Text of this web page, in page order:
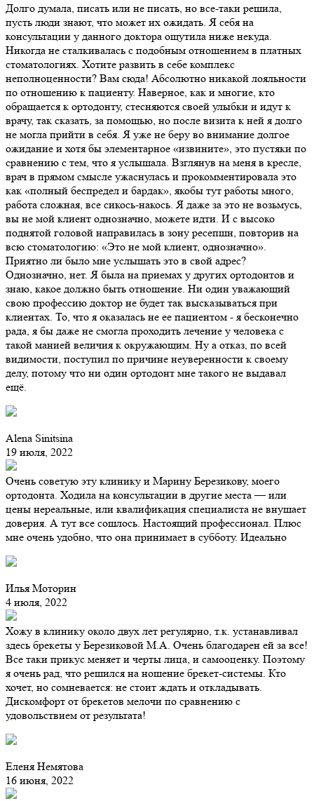
Долго думала, писать или не писать, но все-таки решила,
пусть люди знают, что может их ожидать. Я себя на
консультации у данного доктора ощутила ниже некуда.
Никогда не сталкивалась с подобным отношением в платных
стоматологиях. Хотите развить в себе комплекс
неполноценности? Вам сюда! Абсолютно никакой лояльности
по отношению к пациенту. Наверное, как и многие, кто
обращается к ортодонту, стесняются своей улыбки и идут к
врачу, так сказать, за помощью, но после визита к ней я долго
не могла прийти в себя. Я уже не беру во внимание долгое
ожидание и хотя бы элементарное «извините», это пустяки по
сравнению с тем, что я услышала. Взглянув на меня в кресле,
врач в прямом смысле ужаснулась и прокомментировала это
как «полный беспредел и бардак», якобы тут работы много,
работа сложная, все сикось-накось. Я даже за это не возьмусь,
вы не мой клиент однозначно, можете идти. И с высоко
поднятой головой направилась в зону ресепшн, повторив на
всю стоматологию: «Это не мой клиент, однозначно».
Приятно ли было мне услышать это в свой адрес?
Однозначно, нет. Я была на приемах у других ортодонтов и
знаю, какое должно быть отношение. Ни один уважающий
свою профессию доктор не будет так высказываться при
клиентах. То, что я оказалась не ее пациентом - я бесконечно
рада, я бы даже не смогла проходить лечение у человека с
такой манией величия к окружающим. Ну а отказ, по всей
видимости, поступил по причине неуверенности к своему
делу, потому что ни один ортодонт мне такого не выдавал
ещё.
Alena Sinitsina
19 июля, 2022
Очень советую эту клинику и Марину Березикову, моего
ортодонта. Ходила на консультации в другие места — или
цены нереальные, или квалификация специалиста не внушает
доверия. А тут все сошлось. Настоящий профессионал. Плюс
мне очень удобно, что она принимает в субботу. Идеально
Илья Моторин
4 июля, 2022
Хожу в клинику около двух лет регулярно, т.к. устанавливал
здесь брекеты у Березиковой М.А. Очень благодарен ей за все!
Все таки прикус меняет и черты лица, и самооценку. Поэтому
я очень рад, что решился на ношение брекет-системы. Кто
хочет, но сомневается: не стоит ждать и откладывать.
Дискомфорт от брекетов мелочи по сравнению с
удовольствием от результата!
Еленя Немятова
16 июня, 2022